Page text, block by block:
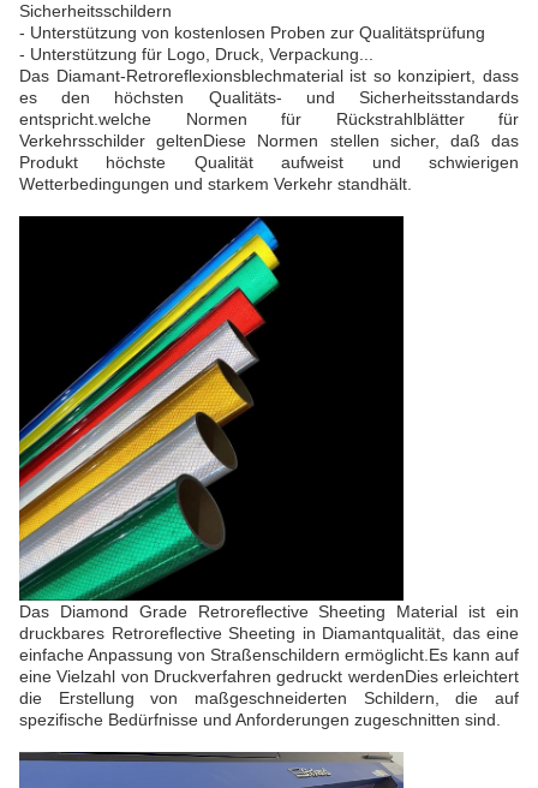
Sicherheitsschildern
- Unterstützung von kostenlosen Proben zur Qualitätsprüfung
- Unterstützung für Logo, Druck, Verpackung...
Das Diamant-Retroreflexionsblechmaterial ist so konzipiert, dass
es den höchsten Qualitäts- und Sicherheitsstandards
entspricht.welche Normen für Rückstrahlblätter für
Verkehrsschilder geltenDiese Normen stellen sicher, daß das
Produkt höchste Qualität aufweist und schwierigen
Wetterbedingungen und starkem Verkehr standhält.
Das Diamond Grade Retroreflective Sheeting Material ist ein
druckbares Retroreflective Sheeting in Diamantqualität, das eine
einfache Anpassung von Straßenschildern ermöglicht.Es kann auf
eine Vielzahl von Druckverfahren gedruckt werdenDies erleichtert
die Erstellung von maßgeschneiderten Schildern, die auf
spezifische Bedürfnisse und Anforderungen zugeschnitten sind.